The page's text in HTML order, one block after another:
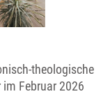
theologische
Februar 2026